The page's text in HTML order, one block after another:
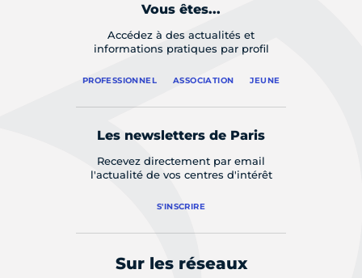
Vous êtes...
Accédez à des actualités et
informations pratiques par profil
PROFESSIONNEL ASSOCIATION JEUNE
Les newsletters de Paris
Recevez directement par email
l'actualité de vos centres d'intérêt
S'INSCRIRE
Sur les réseaux